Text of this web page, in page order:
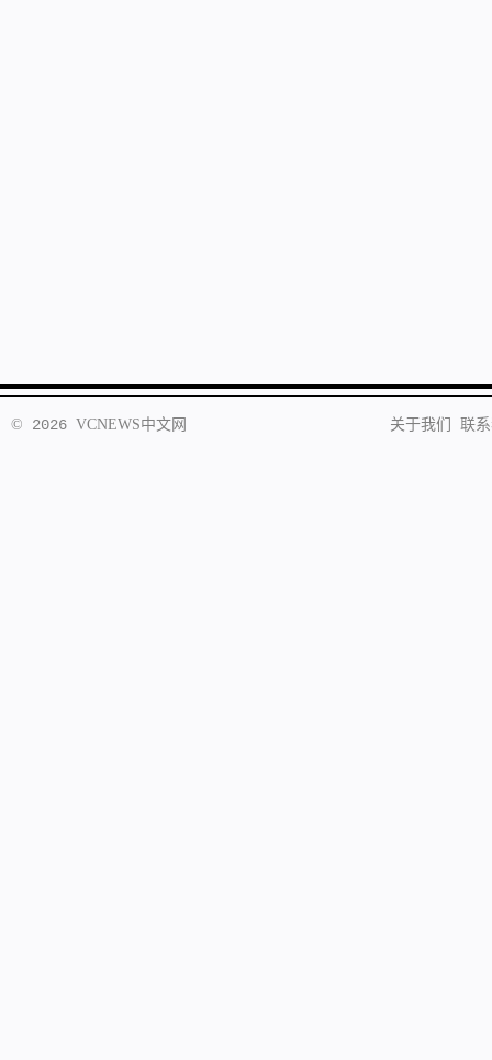
© 2026 VCNEWS中文网 关于我们 联